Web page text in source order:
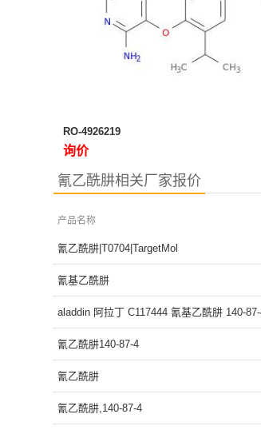
RO-4926219
询价
氰乙酰肼相关厂家报价
产品名称
氰乙酰肼|T0704|TargetMol
氰基乙酰肼
aladdin 阿拉丁 C117444 氰基乙酰肼 140-
氰乙酰肼140-87-4
氰乙酰肼
氰乙酰肼,140-87-4